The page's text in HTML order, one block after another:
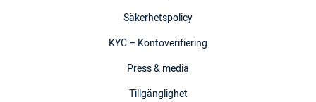
Säkerhetspolicy
KYC – Kontoverifiering
Press & media
Tillgänglighet